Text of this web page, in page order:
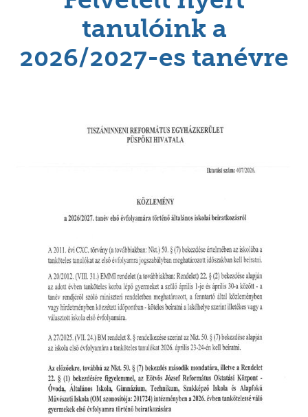
tanulóink a
2026/2027-es tanévre